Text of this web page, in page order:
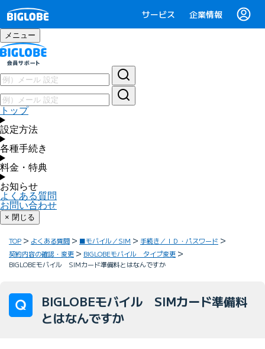
サービス 企業情報
メニュー
トップ
設定方法
各種手続き
料金・特典
お知らせ
よくある質問
お問い合わせ
× 閉じる
TOP よくある質問 ■モバイル／SIM
手続き／ＩＤ・パスワード
契約内容の確認・変更
BIGLOBEモバイル タイプ変更
BIGLOBEモバイル SIMカード準備料とはなんですか
BIGLOBEモバイル SIMカード準備料
とはなんですか